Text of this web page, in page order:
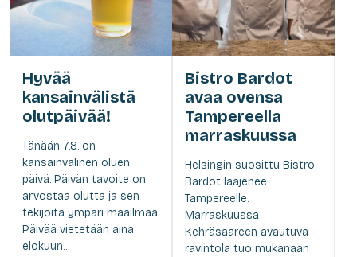
Hyvää
kansainvälistä
olutpäivää!
Tänään 7.8. on
kansainvälinen oluen
päivä. Päivän tavoite on
arvostaa olutta ja sen
tekijöitä ympäri maailmaa.
Päivää vietetään aina
elokuun...
Bistro Bardot
avaa ovensa
Tampereella
marraskuussa
Helsingin suosittu Bistro
Bardot laajenee
Tampereelle.
Marraskuussa
Kehräsaareen avautuva
ravintola tuo mukanaan